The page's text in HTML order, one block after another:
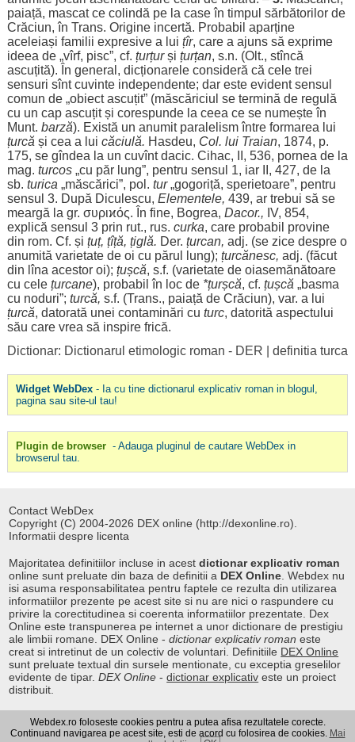
paiață, mascatce colindă pe la caseîn timpul sărbătorilorde
Crăciun, în Trans. Origine incertă. Probabil aparține
aceleiași familii expresivea lui țîr, care a ajunssă exprime
ideea de „vîrf, pisc”, cf. țurțurși țurțan, s.n. (Olt., stîncă
ascuțită). În general , dicționarele consideră că cele trei
sensuri sîntcuvinte independente; dareste evident sensul
comun de „obiect ascuțit” (măscăriciul se termină de regulă
cu un cap ascuțitși corespundela ceea ce se numeșteîn
Munt. barză). Există un anumit paralelism între formarea lui
țurcă și cea a lui căciulă. Hasdeu, Col. lui Traian, 1874, p.
175, se gîndea la un cuvîntdacic. Cihac, II, 536, pornea de la
mag. turcos„cu păr lung”, pentru sensul 1, iarII, 427, de la
sb. turica „măscărici”, pol . tur„gogoriță, sperietoare”, pentru
sensul 3. După Diculescu, Elementele, 439, ar trebui să se
meargă la gr. συριϰός. În fine, Bogrea, Dacor., IV, 854,
explică sensul 3 prin rut., rus. curka, care probabil provine
din rom. Cf. și țuț, țîță, țiglă. Der. țurcan, adj. (se zice despreo
anumită varietatede oi cu părul lung); țurcănesc, adj. (făcut
din lîna acestor oi); țușcă, s.f. (varietatede oiasemănătoare
cu cele țurcane), probabil în locde *țurșcă, cf. țușcă „basma
cu noduri”; turcă, s.f. (Trans., paiață de Crăciun), var. a lui
țurcă, datorată unei contaminări cu turc, datorită aspectului
său care vrea să inspire frică.
Dictionar: Dictionarul etimologic roman - DER
definitia turca
Widget WebDex- Ia cu tine dictionarul explicativ roman in blogul,
pagina sau site-ul tau!
Plugin de browser - Adauga pluginul de cautare WebDex in
browserul tau.
Contact WebDex
Copyright (C) 2004-2026 DEX online (http://dexonline.ro).
Informatii despre licenta
Majoritatea definitiilor incluse in acestdictionar explicativ roman
online sunt preluate din baza de definitii a DEX Online . Webdex nu
isi asuma responsabilitatea pentru faptele ce rezulta din utilizarea
informatiilor prezente pe acest site si nu are nici o raspundere cu
privire la corectitudinea si coerenta informatiilor prezentate. Dex
Online este transpunerea pe internet a unor dictionare de prestigiu
ale limbii romane. DEX Online -dictionar explicativ roman este
creat si intretinut de un colectiv de voluntari. Definitiile DEX Online
sunt preluate textual din sursele mentionate, cu exceptia greselilor
evidente de tipar.DEX Online -dictionar explicativ este un proiect
distribuit.
Curs valutar|Kurs walut|Pret fier vechi
Webdex.ro foloseste cookies pentru a putea afisa rezultatele corecte.
Continuand navigarea pe acest site, esti de acord cu folosirea de cookies. Mai